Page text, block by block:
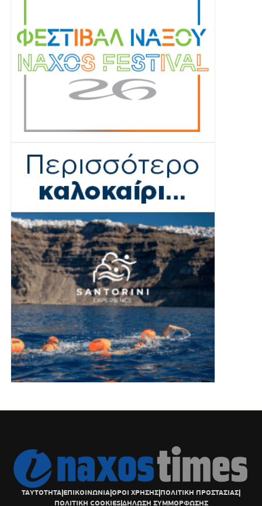
ΤΑΥΤΟΤΗΤΑ|ΕΠΙΚΟΙΝΩΝΙΑ|ΟΡΟΙ ΧΡΗΣΗΣ|ΠΟΛΙΤΙΚΗ ΠΡΟΣΤΑΣΙΑΣ|
ΠΟΛΙΤΙΚΗ COOKIES|ΔΗΛΩΣΗ ΣΥΜΜΟΡΦΩΣΗΣ